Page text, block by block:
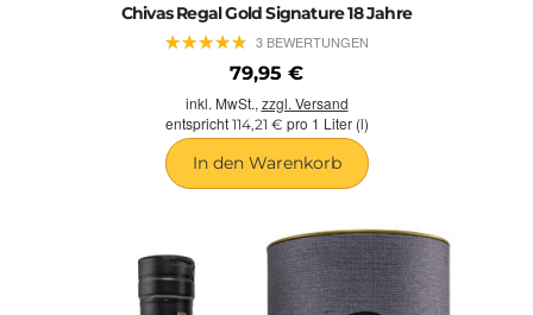
Chivas Regal Gold Signature 18 Jahre
★★★★★
★★★★★ 3 BEWERTUNGEN
79,95 €
inkl. MwSt., zzgl. Versand
entspricht 114,21 € pro 1 Liter (l)
In den Warenkorb